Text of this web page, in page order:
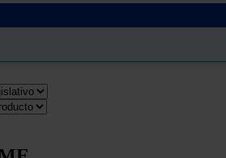
del producto